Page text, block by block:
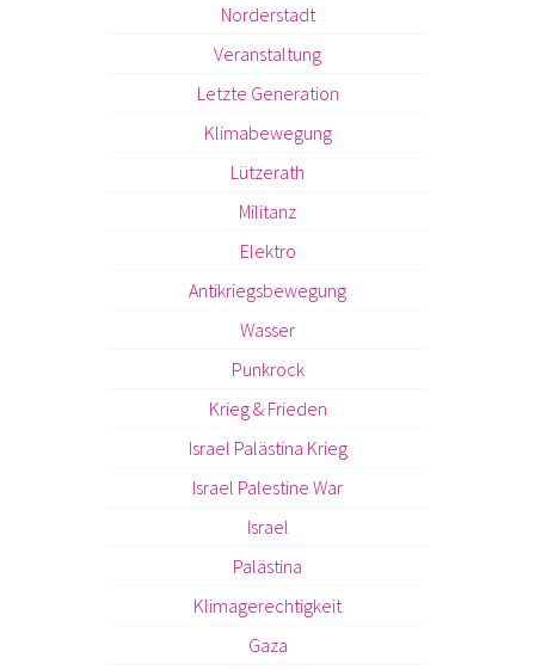
Norderstadt
Veranstaltung
Letzte Generation
Klimabewegung
Lützerath
Militanz
Elektro
Antikriegsbewegung
Wasser
Punkrock
Krieg & Frieden
Israel Palästina Krieg
Israel Palestine War
Israel
Palästina
Klimagerechtigkeit
Gaza